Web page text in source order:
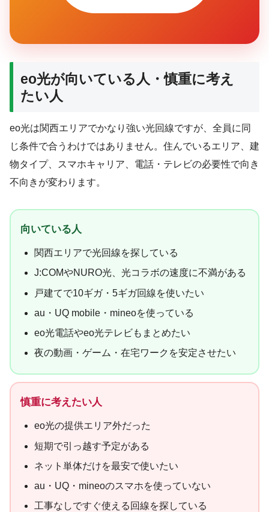
eo光が向いている人・慎重に考え
たい人
eo光は関西エリアでかなり強い光回線ですが、全員に同
じ条件で合うわけではありません。住んでいるエリア、建
物タイプ、スマホキャリア、電話・テレビの必要性で向き
不向きが変わります。
向いている人
関西エリアで光回線を探している
J:COMやNURO光、光コラボの速度に不満がある
戸建てで10ギガ・5ギガ回線を使いたい
au・UQ mobile・mineoを使っている
eo光電話やeo光テレビもまとめたい
夜の動画・ゲーム・在宅ワークを安定させたい
慎重に考えたい人
eo光の提供エリア外だった
短期で引っ越す予定がある
ネット単体だけを最安で使いたい
au・UQ・mineoのスマホを使っていない
工事なしですぐ使える回線を探している